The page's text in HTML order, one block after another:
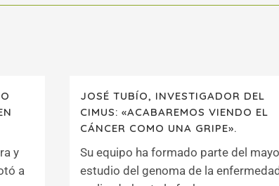
y
a
JOSÉ TUBÍO, INVESTIGADOR DEL
CIMUS: «ACABAREMOS VIENDO EL
CÁNCER COMO UNA GRIPE».
Su equipo ha formado parte del
estudio del genoma de la enfermedad